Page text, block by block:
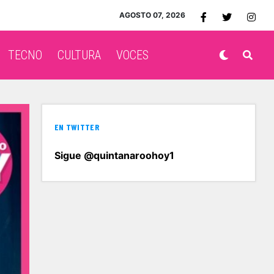
AGOSTO 07, 2026
TECNO CULTURA VOCES
EN TWITTER
Sigue @quintanaroohoy1